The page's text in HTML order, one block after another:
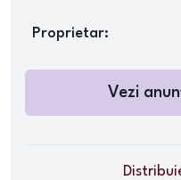
Proprietar:
Vezi